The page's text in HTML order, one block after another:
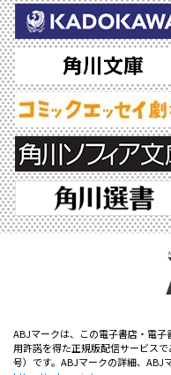
ABJマークは、この電子書店・電
用許諾を得た正規版配信サービス
号）です。ABJマークの詳細、ABJ